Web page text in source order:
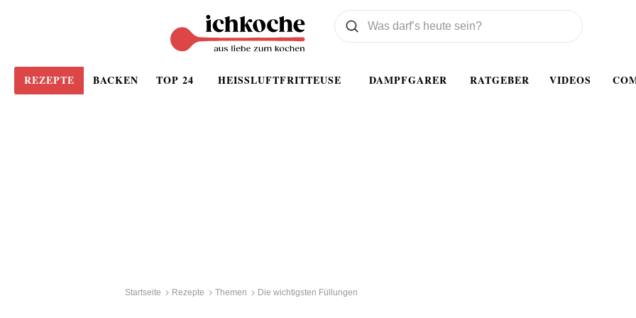
REZEPTE BACKEN TOP 24 HEISSLUFTFRITTEUSE DAMPFGARER RATGEBER VIDEOS
Was wollen Sie suchen
Suchen
Startseite Rezepte Themen Die wichtigsten Füllungen